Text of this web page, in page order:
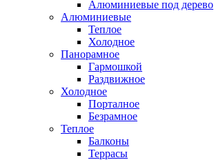
Алюминиевые под дерево
Алюминиевые
Теплое
Холодное
Панорамное
Гармошкой
Раздвижное
Холодное
Порталное
Безрамное
Теплое
Балконы
Террасы